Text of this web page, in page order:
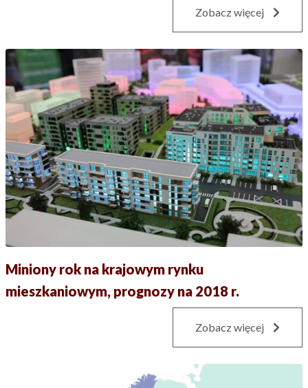
Zobacz więcej
Miniony rok na krajowym rynku
mieszkaniowym, prognozy na 2018 r.
Zobacz więcej